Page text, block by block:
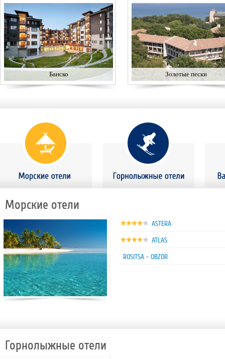
Банско Золотые пески
Морские отели
ASTERA
ATLAS
ROSITSA - OBZOR
Горнолыжные отели